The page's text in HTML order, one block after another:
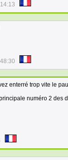
enterré trop vite le
numéro 2 des